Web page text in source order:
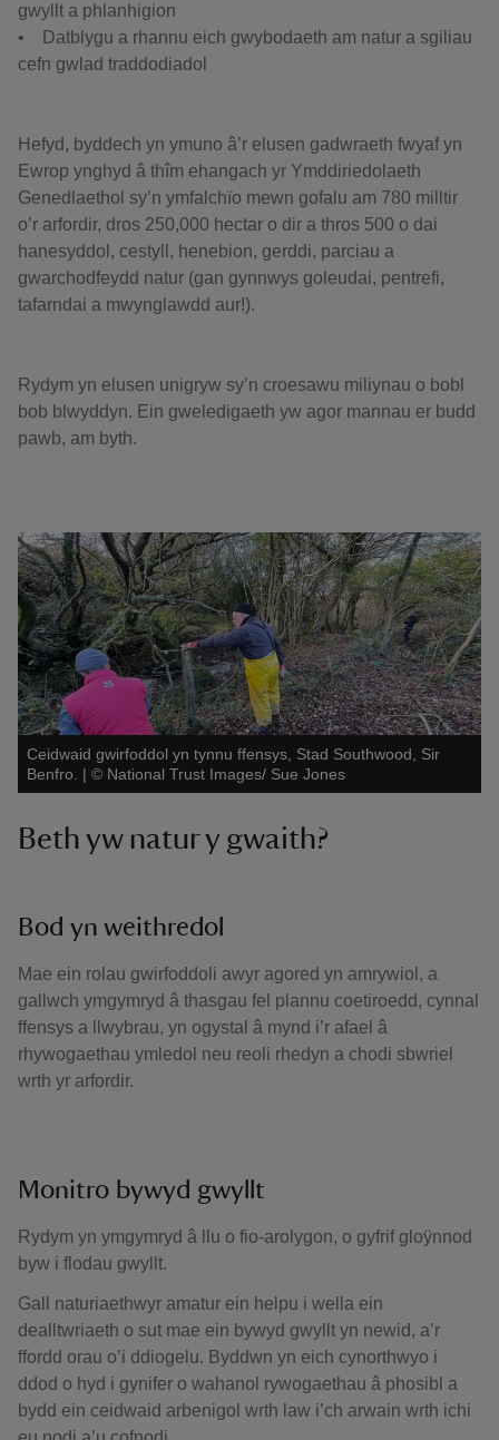
gwyllt a phlanhigion
• Datblygu a rhannu eich gwybodaeth am natur a sgiliau
cefn gwlad traddodiadol
Hefyd, byddech yn ymuno â’r elusen gadwraeth fwyaf yn
Ewrop ynghyd â thîm ehangach yr Ymddiriedolaeth
Genedlaethol sy’n ymfalchïo mewn gofalu am 780 milltir
o’r arfordir, dros 250,000 hectar o dir a thros 500 o dai
hanesyddol, cestyll, henebion, gerddi, parciau a
gwarchodfeydd natur (gan gynnwys goleudai, pentrefi,
tafarndai a mwynglawdd aur!).
Rydym yn elusen unigryw sy’n croesawu miliynau o bobl
bob blwyddyn. Ein gweledigaeth yw agor mannau er budd
pawb, am byth.
Ceidwaid gwirfoddol yn tynnu ffensys, Stad Southwood, Sir
Benfro.
| © National Trust Images/ Sue Jones
Beth yw natur y gwaith?
Bod yn weithredol
Mae ein rolau gwirfoddoli awyr agored yn amrywiol, a
gallwch ymgymryd â thasgau fel plannu coetiroedd, cynnal
ffensys a llwybrau, yn ogystal â mynd i’r afael â
rhywogaethau ymledol neu reoli rhedyn a chodi sbwriel
wrth yr arfordir.
Monitro bywyd gwyllt
Rydym yn ymgymryd â llu o fio-arolygon, o gyfrif gloÿnnod
byw i flodau gwyllt.
Gall naturiaethwyr amatur ein helpu i wella ein
dealltwriaeth o sut mae ein bywyd gwyllt yn newid, a’r
ffordd orau o’i ddiogelu. Byddwn yn eich cynorthwyo i
ddod o hyd i gynifer o wahanol rywogaethau â phosibl a
bydd ein ceidwaid arbenigol wrth law i’ch arwain wrth ichi